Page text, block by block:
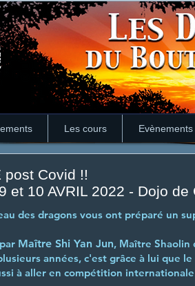
post Covid !!
et 10 AVRIL 2022 - Dojo de
des dragons vous ont préparé un
Maître Shi Yan Jun, Maître Shaolin
années, c'est grâce à lui que
à aller en compétition
Les cours Evènements